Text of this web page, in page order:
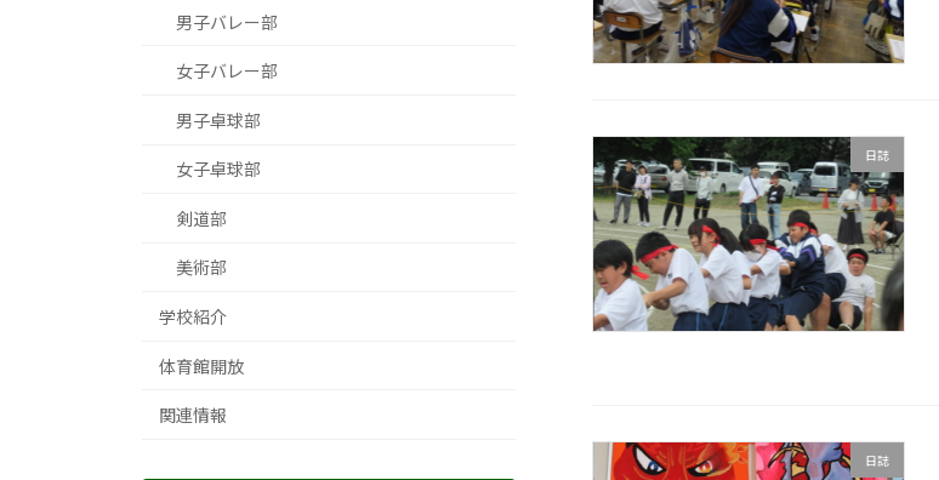
日誌
日誌
男子バレー部
女子バレー部
男子卓球部
女子卓球部
剣道部
美術部
学校紹介
体育館開放
関連情報